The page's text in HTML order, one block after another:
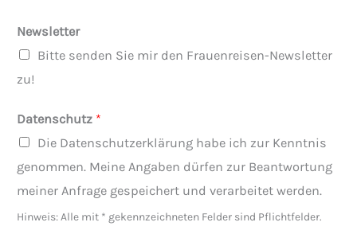
o
t
s
n
d
Newsletter
Bitte senden Sie mir den Frauenreisen-Newsletter
zu!
Datenschutz *
Die Datenschutzerklärung habe ich zur Kenntnis
genommen. Meine Angaben dürfen zur Beantwortung
meiner Anfrage gespeichert und verarbeitet werden.
Hinweis: Alle mit * gekennzeichneten Felder sind Pflichtfelder.